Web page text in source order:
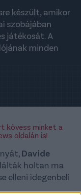
készült, amikor
szobájában
játékosát. A
minden
kövess minket a
oldalán is!
Davide
holtan ma
elleni idegenbeli